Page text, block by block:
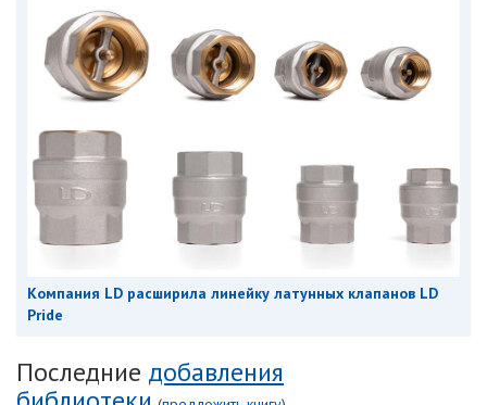
Компания LD расширила линейку латунных клапанов LD
Pride
Последние добавления